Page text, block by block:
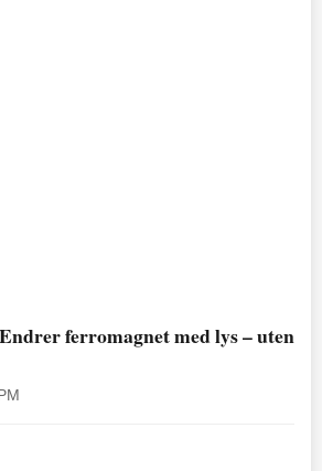
ferromagnet med lys – uten